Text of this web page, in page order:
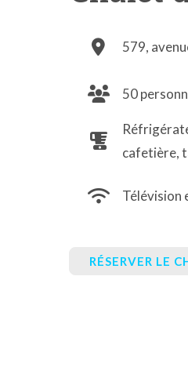
579,
50
cafetière,
Télévision
RÉSERVER LE